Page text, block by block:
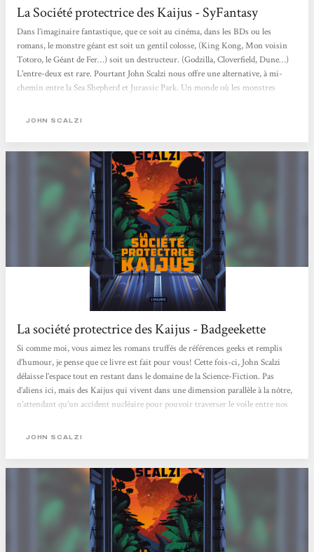
La Société protectrice des Kaijus - SyFantasy
Dans l’imaginaire fantastique, que ce soit au cinéma, dans les BDs ou les
romans, le monstre géant est soit un gentil colosse, (King Kong, Mon voisin
Totoro, le Géant de Fer…) soit un destructeur. (Godzilla, Cloverfield, Dune…)
L'entre-deux est rare. Pourtant John Scalzi nous offre une alternative, à mi-
chemin entre la Sea Shepherd et Jurassic Park. Un monde où les monstres
étudiés. Ici, point de lutte contre des braconniers avides de dépecer les grosses
JOHN SCALZI
La société protectrice des Kaijus - Badgeekette
Si comme moi, vous aimez les romans truffés de références geeks et remplis
d’humour, je pense que ce livre est fait pour vous! Cette fois-ci, John Scalzi
délaisse l’espace tout en restant dans le domaine de la Science-Fiction. Pas
d’aliens ici, mais des Kaijus qui vivent dans une dimension parallèle à la nôtre,
n’attendant qu’un accident nucléaire pour pouvoir traverser le voile entre nos
différentes formes mais leur représentant le plus connu est bien entendu
JOHN SCALZI